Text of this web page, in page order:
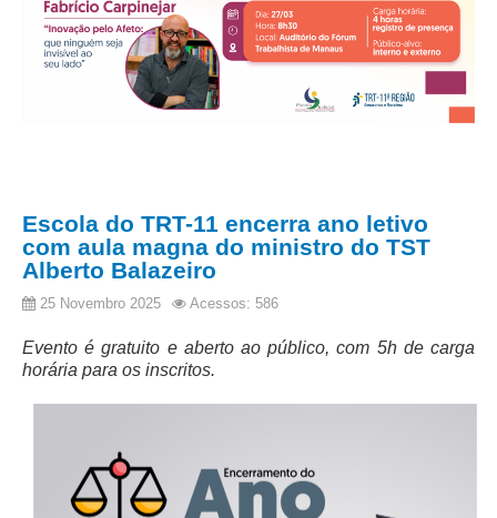
Escola do TRT-11 encerra ano letivo
com aula magna do ministro do TST
Alberto Balazeiro
25 Novembro 2025 Acessos: 586
Evento é gratuito e aberto ao público, com 5h de carga
horária para os inscritos.